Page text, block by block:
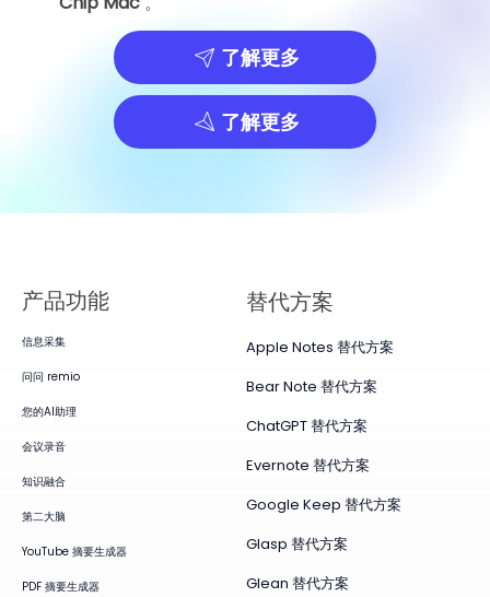
了解更多
了解更多
产品​功能
信息采集
问问 remio
您的AI助理
会议录音
知识融合
第二大脑
YouTube 摘要生成器
PDF 摘要生成器
替代方案
Apple Notes 替代方案
Bear Note 替代方案
ChatGPT 替代方案
Evernote 替代方案
Google Keep 替代方案
Glasp 替代方案
Glean 替代方案